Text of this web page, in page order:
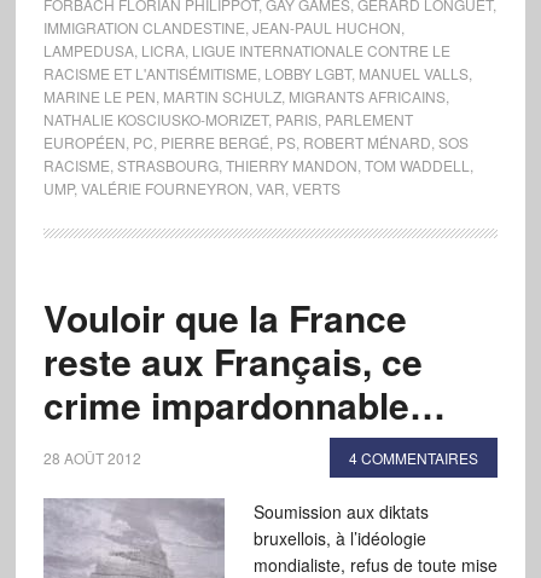
FORBACH FLORIAN PHILIPPOT, GAY GAMES, GÉRARD LONGUET,
IMMIGRATION CLANDESTINE JEAN-PAUL HUCHON
LAMPEDUSA, LICRA, LIGUE INTERNATIONALE CONTRE LE
RACISME ET L'ANTISÉMITISME LOBBY LGBT, MANUEL VALLS,
MARINE LE PEN MARTIN SCHULZ, MIGRANTS AFRICAINS,
NATHALIE KOSCIUSKO-MORIZET, PARIS, PARLEMENT
EUROPÉEN PC PIERRE BERGÉ PS, ROBERT MÉNARD SOS
RACISME STRASBOURG, THIERRY MANDON TOM WADDELL
UMP, VALÉRIE FOURNEYRON VAR VERTS
Vouloir que la France
reste aux Français, ce
crime impardonnable…
28 AOÛT 2012 4 COMMENTAIRES
Soumission aux diktats
bruxellois, à l’idéologie
mondialiste, refus de toute mise